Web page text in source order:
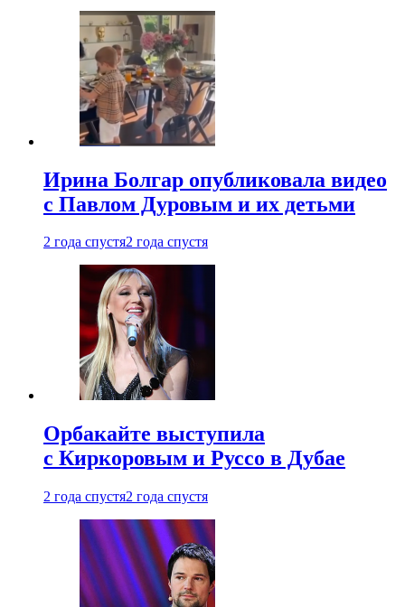
Ирина Болгар опубликовала видео
с Павлом Дуровым и их детьми
2 года спустя2 года спустя
Орбакайте выступила
с Киркоровым и Руссо в Дубае
2 года спустя2 года спустя